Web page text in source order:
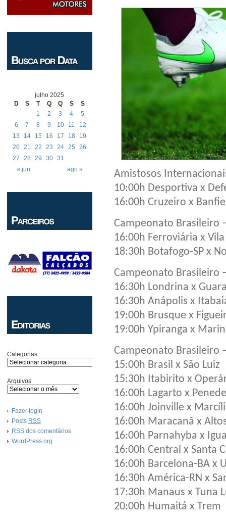
julho 2025
D
S T Q Q S S
« jun ago »
1 2 3 4
5
6
7 8 9 10 11
12
13
14 15 16 17 18
19
20 21 22 23 24 25
26
27
28 29 30 31
Categorias
Arquivos
Fazer login
Posts RSS
RSS dos comentários
WordPress.org
Amistosos
10:00h Desportiva x
16:00h Cruzeiro x
Campeonato Brasileiro
16:00h Ferroviária x
18:30h Botafogo-SP x
Campeonato Brasileiro
16:30h Londrina x
16:30h Anápolis x
19:00h Brusque x
19:00h Ypiranga x
Campeonato Brasileiro
15:00h Brasil x São Luiz
15:30h Itabirito x
16:00h Lagarto x
16:00h Joinville x
16:00h Maracanã x
16:00h Parnahyba x
16:00h Central x Santa
16:00h Barcelona-BA x
16:30h América-RN x
17:30h Manaus x Tuna
20:00h Humaitá x Trem